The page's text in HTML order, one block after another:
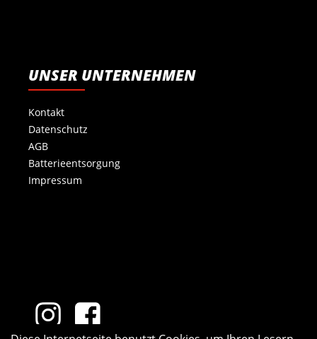
UNSER UNTERNEHMEN
Kontakt
Datenschutz
AGB
Batterieentsorgung
Impressum